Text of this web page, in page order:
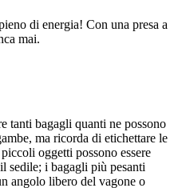
di energia! Con una presa a
mai.
bagagli quanti ne possono
ma ricorda di etichettare le
oggetti possono essere
sedile; i bagagli più pesanti
angolo libero del vagone o